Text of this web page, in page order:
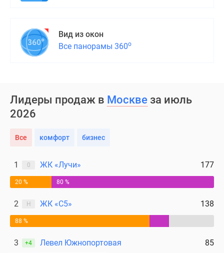
водоема
Коттеджные
поселки
Бизнес-
центры
Коттеджи
Макс
Вид из окон
Все панорамы 360о
Лидеры продаж в Москве за июль
2026
Все комфорт бизнес
1 0 ЖК «Лучи» 177
20 % 80 %
2 Н ЖК «С5» 138
88 %
3 +4 Левел Южнопортовая 85